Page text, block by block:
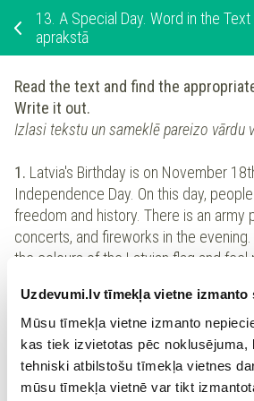
Uzdevumi.lv tīmekļa vietne izmanto
Mūsu tīmekļa vietne izmanto
kas tiek izvietotas pēc noklusējuma,
tehniski atbilstošu tīmekļa vietnes
mūsu tīmekļa vietnē var tikt
13. A Special Day. Word in the
aprakstā
Read the text and find the
Write it out.
Izlasi tekstu un sameklē pareizo vārdu
1. Latvia's Birthday is on November
Independence Day. On this day,
freedom and history. There is an army
concerts, and fireworks in the
the colours of the Latvian flag and feel
Neatkarības diena—
2.Midsummer's Day is the longest day
around June 21st. It happens when